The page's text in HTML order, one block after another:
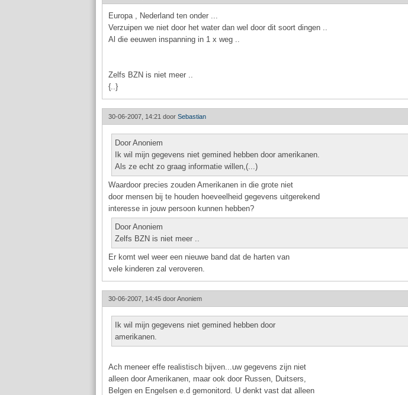
Europa , Nederland ten onder ...
Verzuipen we niet door het water dan wel door dit soort dingen ..
Al die eeuwen inspanning in 1 x weg ..
Zelfs BZN is niet meer ..
{..}
30-06-2007, 14:21 door Sebastian
Door Anoniem
Ik wil mijn gegevens niet gemined hebben door amerikanen.
Als ze echt zo graag informatie willen,(...)
Waardoor precies zouden Amerikanen in die grote niet
door mensen bij te houden hoeveelheid gegevens uitgerekend
interesse in jouw persoon kunnen hebben?
Door Anoniem
Zelfs BZN is niet meer ..
Er komt wel weer een nieuwe band dat de harten van
vele kinderen zal veroveren.
30-06-2007, 14:45 doorAnoniem
Ik wil mijn gegevens niet gemined hebben door
amerikanen.
Ach meneer effe realistisch bijven...uw gegevens zijn niet
alleen door Amerikanen, maar ook door Russen, Duitsers,
Belgen en Engelsen e.d gemonitord. U denkt vast dat alleen